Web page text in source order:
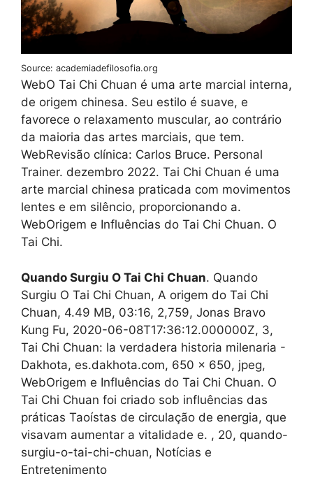
Source: academiadefilosofia.org
WebO Tai Chi Chuan é uma arte marcial interna,
de origem chinesa. Seu estilo é suave, e
favorece o relaxamento muscular, ao contrário
da maioria das artes marciais, que tem.
WebRevisão clínica: Carlos Bruce. Personal
Trainer. dezembro 2022. Tai Chi Chuan é uma
arte marcial chinesa praticada com movimentos
lentes e em silêncio, proporcionando a.
WebOrigem e Influências do Tai Chi Chuan. O
Tai Chi.
Quando Surgiu O Tai Chi Chuan. Quando
Surgiu O Tai Chi Chuan, A origem do Tai Chi
Chuan, 4.49 MB, 03:16, 2,759, Jonas Bravo
Kung Fu, 2020-06-08T17:36:12.000000Z, 3,
Tai Chi Chuan: la verdadera historia milenaria -
Dakhota, es.dakhota.com, 650 x 650, jpeg,
WebOrigem e Influências do Tai Chi Chuan. O
Tai Chi Chuan foi criado sob influências das
práticas Taoístas de circulação de energia, que
visavam aumentar a vitalidade e. , 20, quando-
surgiu-o-tai-chi-chuan, Notícias e
Entretenimento